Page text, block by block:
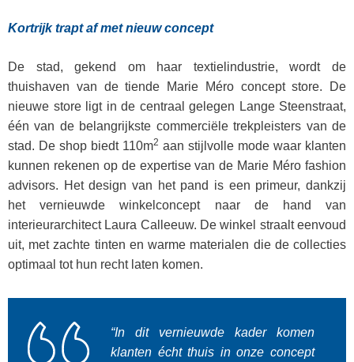
Kortrijk trapt af met nieuw concept
De stad, gekend om haar textielindustrie, wordt de
thuishaven van de tiende Marie Méro concept store. De
nieuwe store ligt in de centraal gelegen Lange Steenstraat,
één van de belangrijkste commerciële trekpleisters van de
stad. De shop biedt 110m2 aan stijlvolle mode waar klanten
kunnen rekenen op de expertise van de Marie Méro fashion
advisors. Het design van het pand is een primeur, dankzij
het vernieuwde winkelconcept naar de hand van
interieurarchitect Laura Calleeuw. De winkel straalt eenvoud
uit, met zachte tinten en warme materialen die de collecties
optimaal tot hun recht laten komen. ​
“In dit vernieuwde kader komen
klanten écht thuis in onze concept